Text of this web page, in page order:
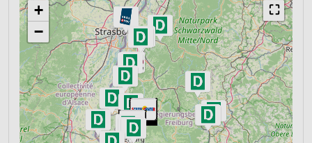
⛶
+
−